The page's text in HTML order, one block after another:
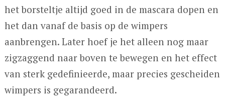
het borsteltje altijd goed in de mascara dopen en
het dan vanaf de basis op de wimpers
aanbrengen. Later hoef je het alleen nog maar
zigzaggend naar boven te bewegen en het effect
van sterk gedefinieerde, maar precies gescheiden
wimpers is gegarandeerd.